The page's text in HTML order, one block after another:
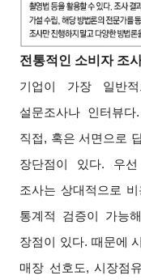
전통적인 소비자 조
기업이 가장 일반
설문조사나 인터뷰
직접, 혹은 서면으로
장단점이 있다. 우
조사는 상대적으로
통계적 검증이 가능
장점이 있다. 때문에
매장 선호도, 시장점